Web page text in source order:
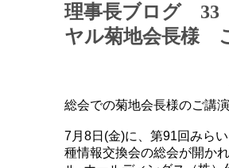
理事長ブログ
ヤル菊地会長様
第91
総会での菊地会長様のご講演
7月8日(金)に、第91回みら
種情報交換会の総会が開か